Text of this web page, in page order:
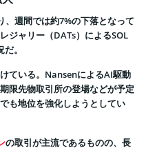
、週間では約7%の下落となって
ジャリー（DATs）によるSOL
。
ている。NansenによるAI駆動
限先物取引所の登場などが予定
も地位を強化しようとしてい
の取引が主流であるものの、長